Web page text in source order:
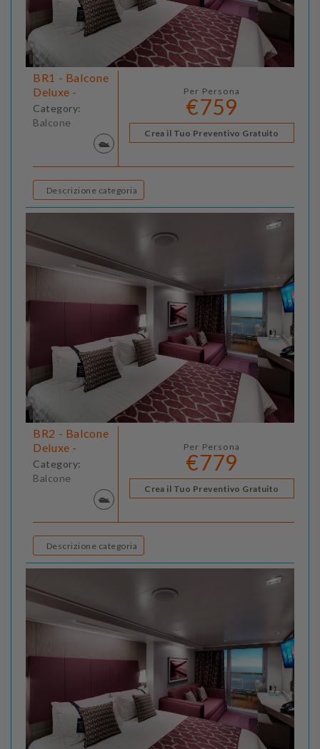
BR1 - Balcone
Deluxe -
Category:
Balcone
Per Persona
€759
Crea il Tuo Preventivo Gratuito
Descrizione categoria
BR2 - Balcone
Deluxe -
Category:
Balcone
Per Persona
€779
Crea il Tuo Preventivo Gratuito
Descrizione categoria